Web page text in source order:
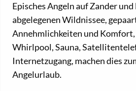
Episches Angeln auf Zander
abgelegenen Wildnissee,
Annehmlichkeiten und
Whirlpool, Sauna,
Internetzugang, machen dies
Angelurlaub.